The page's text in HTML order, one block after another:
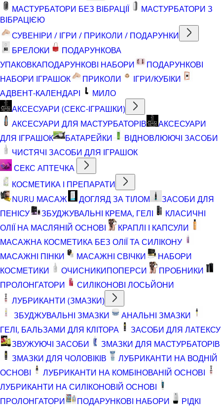
МАСТУРБАТОРИ БЕЗ ВІБРАЦІЇ
МАСТУРБАТОРИ З
ВІБРАЦІЄЮ
СУВЕНІРИ / ІГРИ / ПРИКОЛИ / ПОДАРУНКИ
БРЕЛОКИ
ПОДАРУНКОВА
УПАКОВКАПОДАРУНКОВІ НАБОРИ
ПОДАРУНКОВІ
НАБОРИ ІГРАШОК
ПРИКОЛИ
ІГРИ/КУБІКИ
АДВЕНТ-КАЛЕНДАРІ
МИЛО
АКСЕСУАРИ (СЕКС-ІГРАШКИ)
АКСЕСУАРИ ДЛЯ МАСТУРБАТОРІВ
АКСЕСУАРИ
ДЛЯ ІГРАШОК
БАТАРЕЙКИ
ВІДНОВЛЮЮЧІ ЗАСОБИ
ЧИСТЯЧІ ЗАСОБИ ДЛЯ ІГРАШОК
СЕКС АПТЕЧКА
КОСМЕТИКА І ПРЕПАРАТИ
NURU МАСАЖ
ДОГЛЯД ЗА ТІЛОМ
ЗАСОБИ ДЛЯ
ПЕНІСУ
ЗБУДЖУВАЛЬНІ КРЕМА, ГЕЛІ
КЛАСИЧНІ
ОЛІЇ НА МАСЛЯНІЙ ОСНОВІ
КРАПЛІ І КАПСУЛИ
МАСАЖНА КОСМЕТИКА БЕЗ ОЛІЇ ТА СИЛІКОНУ
МАСАЖНІ ПІНКИ
МАСАЖНІ СВІЧКИ
НАБОРИ
КОСМЕТИКИ
ОЧИСНИКИПОПЕРСИ
ПРОБНИКИ
ПРОЛОНГАТОРИ
СИЛІКОНОВІ ЛОСЬЙОНИ
ЛУБРИКАНТИ (ЗМАЗКИ)
ЗБУДЖУВАЛЬНІ ЗМАЗКИ
АНАЛЬНІ ЗМАЗКИ
ГЕЛІ, БАЛЬЗАМИ ДЛЯ КЛІТОРА
ЗАСОБИ ДЛЯ ЛАТЕКСУ
ЗВУЖУЮЧІ ЗАСОБИ
ЗМАЗКИ ДЛЯ МАСТУРБАТОРІВ
ЗМАЗКИ ДЛЯ ЧОЛОВІКІВ
ЛУБРИКАНТИ НА ВОДНІЙ
ОСНОВІ
ЛУБРИКАНТИ НА КОМБІНОВАНІЙ ОСНОВІ
ЛУБРИКАНТИ НА СИЛІКОНОВІЙ ОСНОВІ
ПРОЛОНГАТОРИ
ПОДАРУНКОВІ НАБОРИ
РІДКІ